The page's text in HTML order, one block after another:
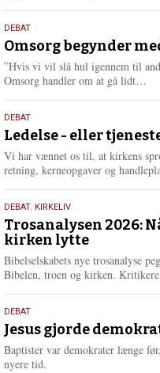
9.
juli
2026
DEBAT
Omsorg begynder
”Hvis vi vil slå hul igennem til
Omsorg handler om at gå lidt…
e
r
e
10.
juni
2026
DEBAT
Ledelse - eller
Vi har vænnet os til, at kirkens
retning, kerneopgaver og
2.
juni
2026
DEBAT, KIRKELIV
Trosanalysen 2026:
kirken lytte
Bibelselskabets nye trosanalyse
Bibelen, troen og kirken.
18.
maj
2026
DEBAT
Jesus gjorde
Baptister var demokrater længe
nyere tid.